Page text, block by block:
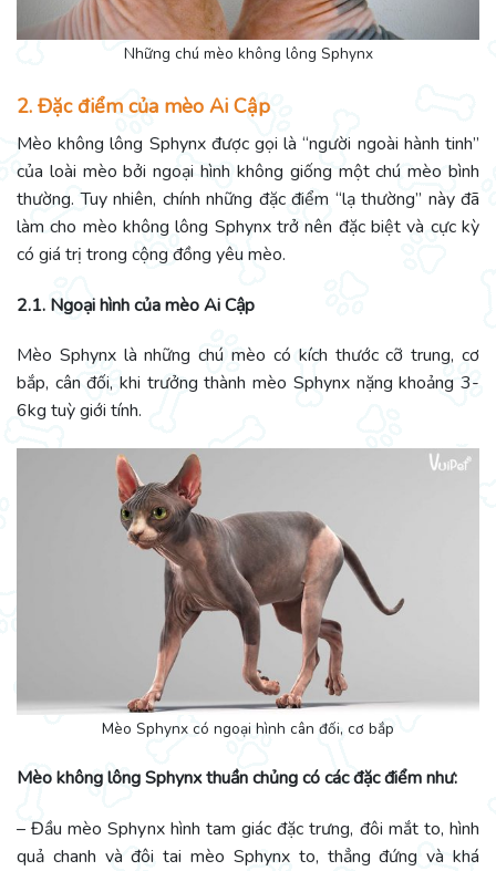
Những chú mèo không lông Sphynx
2. Đặc điểm của mèo Ai Cập
Mèo không lông Sphynx được gọi là “người ngoài hành tinh”
của loài mèo bởi ngoại hình không giống một chú mèo bình
thường. Tuy nhiên, chính những đặc điểm “lạ thường” này đã
làm cho mèo không lông Sphynx trở nên đặc biệt và cực kỳ
có giá trị trong cộng đồng yêu mèo.
2.1. Ngoại hình của mèo Ai Cập
Mèo Sphynx là những chú mèo có kích thước cỡ trung, cơ
bắp, cân đối, khi trưởng thành mèo Sphynx nặng khoảng 3-
6kg tuỳ giới tính.
Mèo Sphynx có ngoại hình cân đối, cơ bắp
Mèo không lông Sphynx thuần chủng có các đặc điểm như:
– Đầu mèo Sphynx hình tam giác đặc trưng, đôi mắt to, hình
quả chanh và đôi tai mèo Sphynx to, thẳng đứng và khá